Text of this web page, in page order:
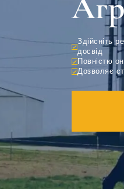
Здійсніть
досвід
Повністю
Дозволяє